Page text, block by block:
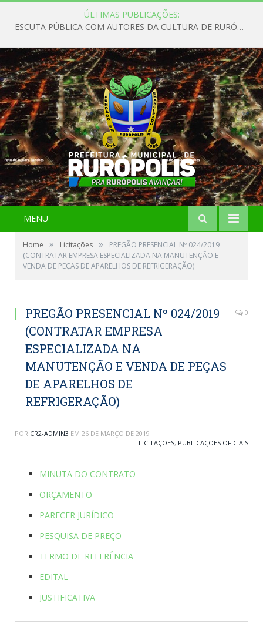
ÚLTIMAS PUBLICAÇÕES:
ESCUTA PÚBLICA COM AUTORES DA CULTURA DE RURÓPOLIS
MENU
Home » Licitações »
PREGÃO PRESENCIAL Nº 024/2019
(CONTRATAR EMPRESA ESPECIALIZADA NA MANUTENÇÃO E
VENDA DE PEÇAS DE APARELHOS DE REFRIGERAÇÃO)
PREGÃO PRESENCIAL Nº 024/2019
(CONTRATAR EMPRESA
ESPECIALIZADA NA
MANUTENÇÃO E VENDA DE PEÇAS
DE APARELHOS DE
REFRIGERAÇÃO)
0
POR CR2-ADMIN3 EM 26 DE MARÇO DE 2019
LICITAÇÕES, PUBLICAÇÕES OFICIAIS
MINUTA DO CONTRATO
ORÇAMENTO
PARECER JURÍDICO
PESQUISA DE PREÇO
TERMO DE REFERÊNCIA
EDITAL
JUSTIFICATIVA